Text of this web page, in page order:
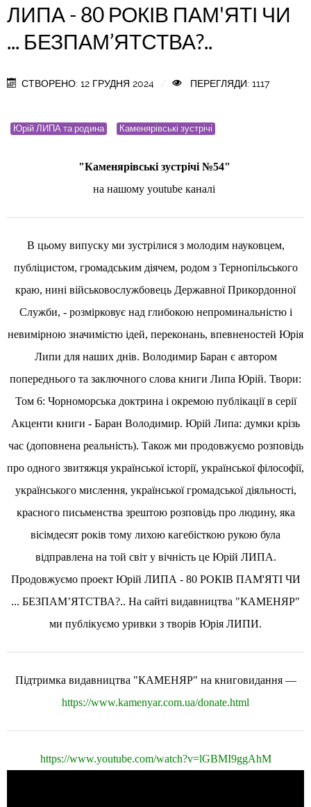
ЛИПА - 80 РОКІВ ПАМ'ЯТІ ЧИ
... БЕЗПАМ’ЯТСТВА?..
СТВОРЕНО: 12 ГРУДНЯ 2024 ПЕРЕГЛЯДИ: 1117
Юрій ЛИПА та родина Каменярівські зустрічі
"Каменярівські зустрічі №54"
на нашому youtube каналі
В цьому випуску ми зустрілися з молодим науковцем,
публіцистом, громадським діячем, родом з Тернопільського
краю, нині військовослужбовець Державної Прикордонної
Служби, - розмірковує над глибокою непроминальністю і
невимірною значимістю ідей, переконань, впевненостей Юрія
Липи для наших днів. Володимир Баран є автором
попереднього та заключного слова книги Липа Юрій. Твори:
Том 6: Чорноморська доктрина і окремою публікації в серії
Акценти книги - Баран Володимир. Юрій Липа: думки крізь
час (доповнена реальність). Також ми продовжуємо розповідь
про одного звитяжця української історії, української філософії,
українського мислення, української громадської діяльності,
красного письменства зрештою розповідь про людину, яка
вісімдесят років тому лихою кагебісткою рукою була
відправлена на той світ у вічність це Юрій ЛИПА.
Продовжуємо проект Юрій ЛИПА - 80 РОКІВ ПАМ'ЯТІ ЧИ
... БЕЗПАМ’ЯТСТВА?.. На сайті видавництва "КАМЕНЯР"
ми публікуємо уривки з творів Юрія ЛИПИ.
Підтримка видавництва "КАМЕНЯР" на книговидання —
https://www.kamenyar.com.ua/donate.html
https://www.youtube.com/watch?v=lGBMI9ggAhM